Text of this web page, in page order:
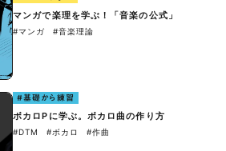
マンガで楽理を学ぶ！「音楽の公式」
#マンガ #音楽理論
#基礎から練習
ボカロPに学ぶ。ボカロ曲の作り方
#DTM #ボカロ #作曲